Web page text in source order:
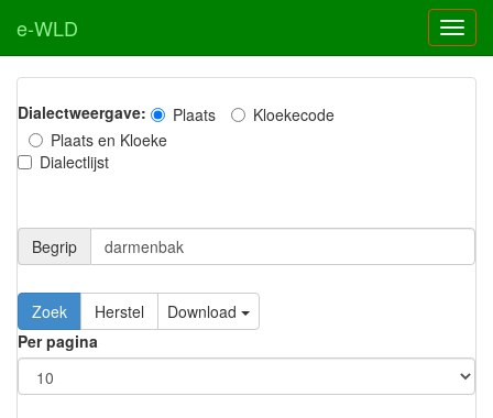
e-WLD
Dialectweergave: Plaats
Kloekecode
Plaats en Kloeke
Dialectlijst
Begrip
Zoek Herstel
Download
Per pagina